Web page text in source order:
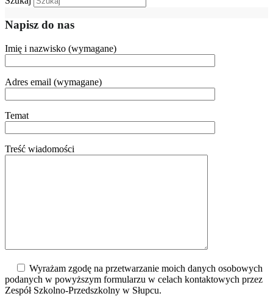
Napisz do nas
Imię i nazwisko (wymagane)
Adres email (wymagane)
Temat
Treść wiadomości
Wyrażam zgodę na przetwarzanie moich danych osobowych
podanych w powyższym formularzu w celach kontaktowych przez
Zespół Szkolno-Przedszkolny w Słupcu.